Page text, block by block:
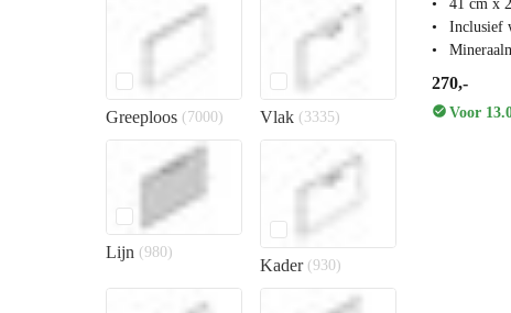
Greeploos (7000) Vlak (3335)
Lijn (980)
Kader (930)
41 cm x
Inclusief
270,-
Voor